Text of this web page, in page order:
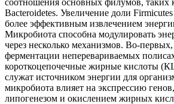
Bacteroidetes. Увеличение доли
более эффективным извлечением
Микробиота способна модулировать
через несколько механизмов. Во-первых,
ферментации неперевариваемых
короткоцепочечные жирные кислоты
служат источником энергии для
микробиота влияет на экспрессию
липогенезом и окислением жирных